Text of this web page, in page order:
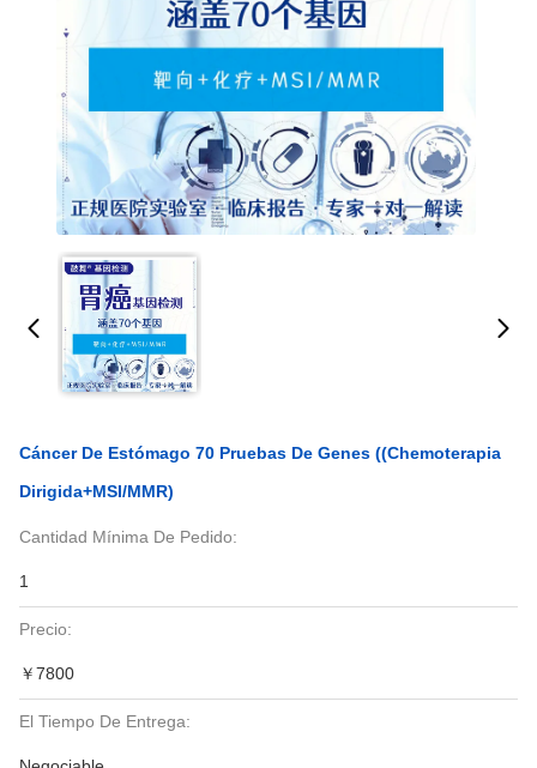
Cáncer De Estómago 70 Pruebas De Genes ((Chemoterapia
Dirigida+MSI/MMR)
Cantidad Mínima De Pedido:
1
Precio:
￥7800
El Tiempo De Entrega: